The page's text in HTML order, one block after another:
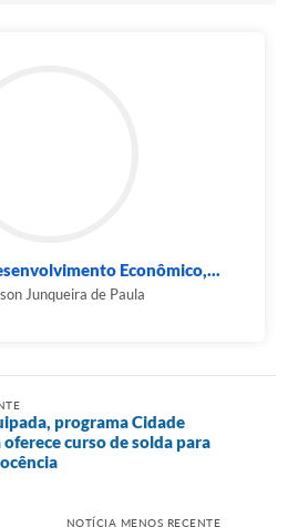
Econômico,...
Junqueira de Paula
programa Cidade
curso de solda para
NOTÍCIA MENOS RECENTE